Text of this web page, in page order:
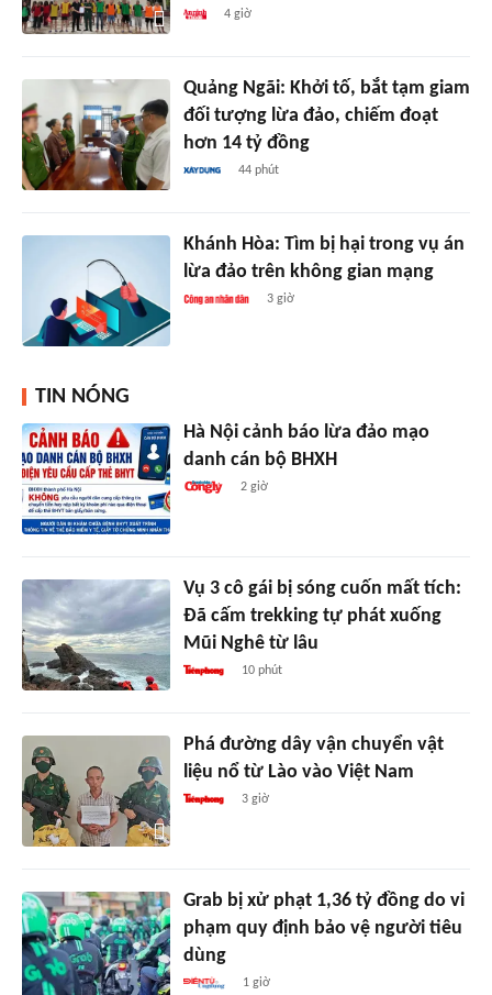
4 giờ
Quảng Ngãi: Khởi tố, bắt tạm giam
đối tượng lừa đảo, chiếm đoạt
hơn 14 tỷ đồng
44 phút
Khánh Hòa: Tìm bị hại trong vụ án
lừa đảo trên không gian mạng
3 giờ
TIN NÓNG
Hà Nội cảnh báo lừa đảo mạo
danh cán bộ BHXH
2 giờ
Vụ 3 cô gái bị sóng cuốn mất tích:
Đã cấm trekking tự phát xuống
Mũi Nghê từ lâu
10 phút
Phá đường dây vận chuyển vật
liệu nổ từ Lào vào Việt Nam
3 giờ
Grab bị xử phạt 1,36 tỷ đồng do vi
phạm quy định bảo vệ người tiêu
dùng
1 giờ